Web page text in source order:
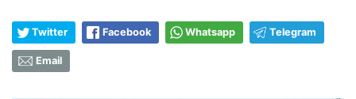
Twitter Facebook Whatsapp Telegram
Email